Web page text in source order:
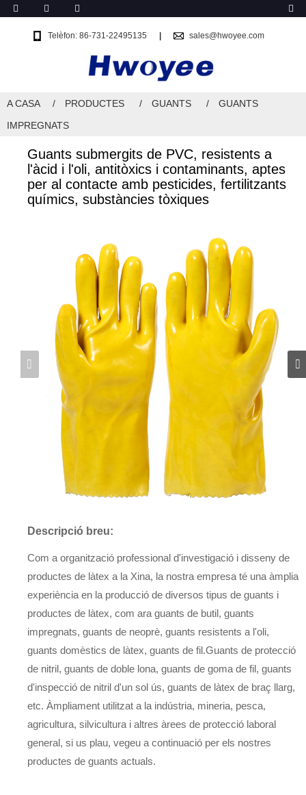
Telèfon: 86-731-22495135 sales@hwoyee.com
A CASA PRODUCTES GUANTS
GUANTS
IMPREGNATS
Guants submergits de PVC, resistents a
l'àcid i l'oli, antitòxics i contaminants, aptes
per al contacte amb pesticides, fertilitzants
químics, substàncies tòxiques
Descripció breu:
Com a organització professional d'investigació i disseny de
productes de làtex a la Xina, la nostra empresa té una àmplia
experiència en la producció de diversos tipus de guants i
productes de làtex, com ara guants de butil, guants
impregnats, guants de neoprè, guants resistents a l'oli,
guants domèstics de làtex, guants de fil.Guants de protecció
de nitril, guants de doble lona, ​​guants de goma de fil, guants
d'inspecció de nitril d'un sol ús, guants de làtex de braç llarg,
etc. Àmpliament utilitzat a la indústria, mineria, pesca,
agricultura, silvicultura i altres àrees de protecció laboral
general, si us plau, vegeu a continuació per els nostres
productes de guants actuals.